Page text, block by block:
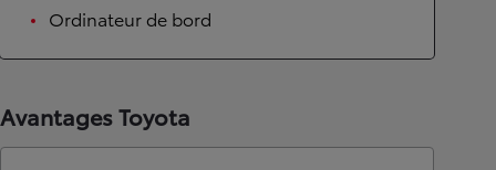
Ordinateur de bord
Avantages Toyota